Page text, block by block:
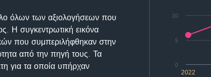
2022
0
5
10
όλων των αξιολογήσεων που
Η συγκεντρωτική εικόνα
που συμπεριλήφθηκαν στην
από την πηγή τους. Τα
για τα οποία υπήρχαν